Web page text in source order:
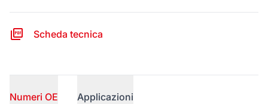
Scheda tecnica
Numeri OE Applicazioni